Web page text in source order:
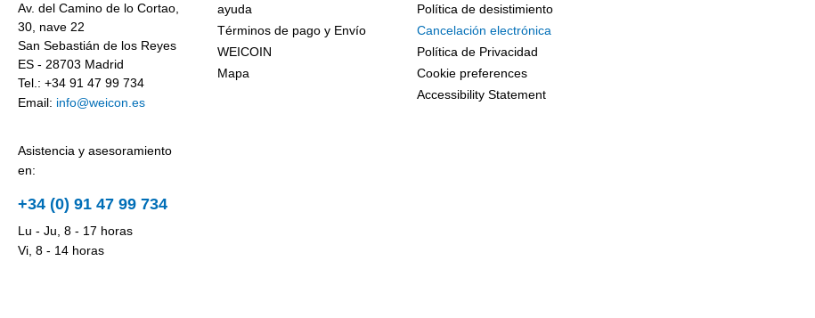
Av. del Camino de lo Cortao,
30, nave 22
San Sebastián de los Reyes
ES - 28703 Madrid
Tel.: +34 91 47 99 734
Email: info@weicon.es
Asistencia y asesoramiento
en:
+34 (0) 91 47 99 734
Lu - Ju, 8 - 17 horas
Vi, 8 - 14 horas
ayuda
Términos de pago y Envío
WEICOIN
Mapa
Política de desistimiento
Cancelación electrónica
Política de Privacidad
Cookie preferences
Accessibility Statement